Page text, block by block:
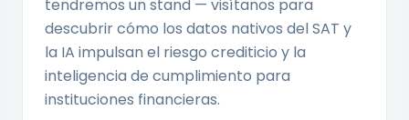
tendremos un stand — visítanos para
descubrir cómo los datos nativos del SAT y
la IA impulsan el riesgo crediticio y la
inteligencia de cumplimiento para
instituciones financieras.